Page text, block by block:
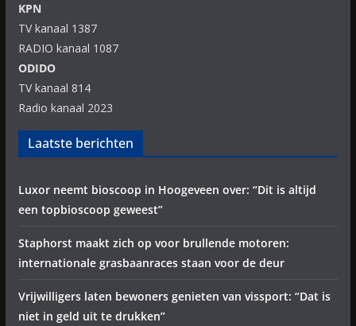
KPN
TV kanaal 1387
RADIO kanaal 1087
ODIDO
TV kanaal 814
Radio kanaal 2023
Laatste berichten
Luxor neemt bioscoop in Hoogeveen over: “Dit is altijd
een topbioscoop geweest”
Staphorst maakt zich op voor brullende motoren:
internationale grasbaanraces staan voor de deur
Vrijwilligers laten bewoners genieten van vissport: “Dat is
niet in geld uit te drukken”